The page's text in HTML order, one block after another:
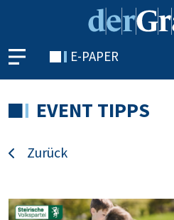
E-PAPER
EVENT TIPPS
Zurück